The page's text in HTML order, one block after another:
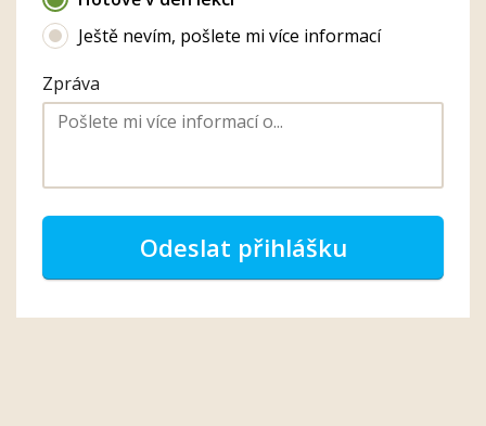
Ještě nevím, pošlete mi více informací
Zpráva
Odeslat přihlášku